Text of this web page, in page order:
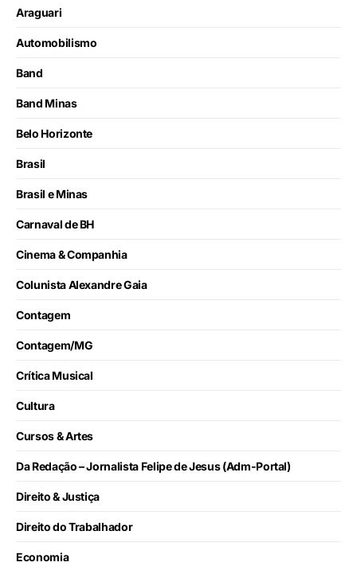
Araguari
Automobilismo
Band
Band Minas
Belo Horizonte
Brasil
Brasil e Minas
Carnaval de BH
Cinema & Companhia
Colunista Alexandre Gaia
Contagem
Contagem/MG
Crítica Musical
Cultura
Cursos & Artes
Da Redação – Jornalista Felipe de Jesus (Adm-Portal)
Direito & Justiça
Direito do Trabalhador
Economia